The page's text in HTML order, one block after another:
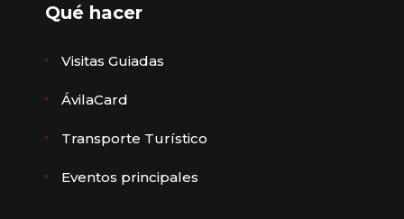
Qué hacer
Visitas Guiadas
ÁvilaCard
Transporte Turístico
Eventos principales